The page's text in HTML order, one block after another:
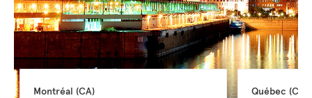
Montréal (CA) Québec (CA)